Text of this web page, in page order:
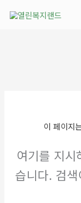
이 페이지
여기를 지
습니다. 검